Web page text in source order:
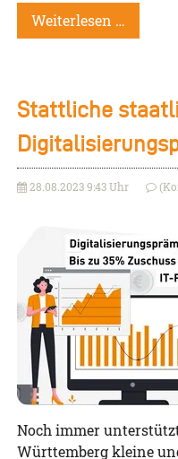
Weiterlesen …
Stattliche
28.08.2023 9:43 Uhr
Noch immer
Württemberg kleine